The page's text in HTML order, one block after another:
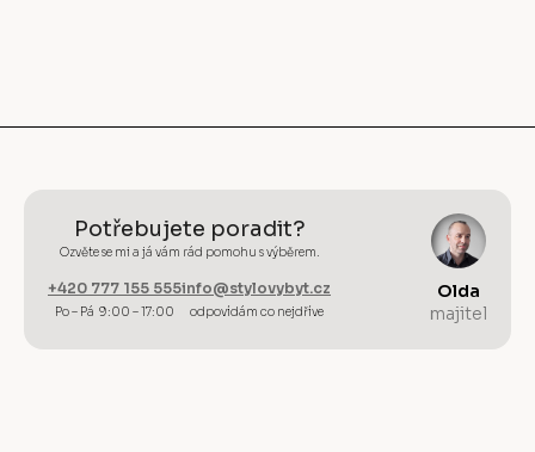
Potřebujete poradit?
Ozvěte se mi a já vám rád pomohu s výběrem.
+420 777 155 555
Po – Pá 9:00 – 17:00
info@stylovybyt.cz
odpovídám co nejdříve
Olda
majitel